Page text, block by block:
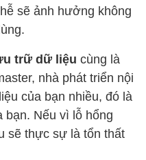
sẽ ảnh hưởng không
trữ dữ liệu cùng là
nhà phát triển nội
của bạn nhiều, đó là
bạn. Nếu vì lỗ hổng
sẽ thực sự là tổn thất